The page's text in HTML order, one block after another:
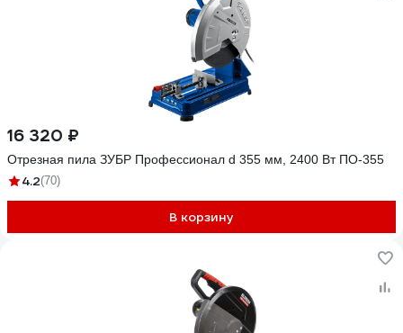
16 320 ₽
Отрезная пила ЗУБР Профессионал d 355 мм, 2400 Вт ПО-355
4.2(70)
В корзину